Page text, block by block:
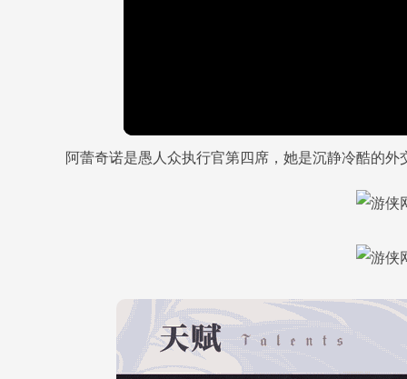
阿蕾奇诺是愚人众执行官第四席，她是沉静冷酷的外